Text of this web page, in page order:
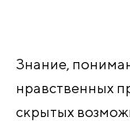
Знание,
нравственных
скрытых